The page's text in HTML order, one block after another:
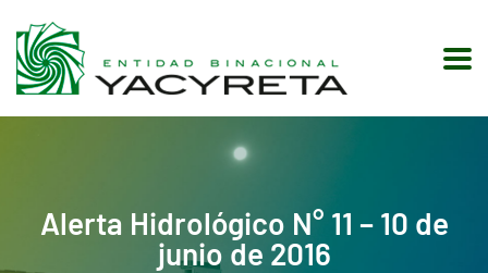
Alerta Hidrológico N° 11 – 10 de
junio de 2016